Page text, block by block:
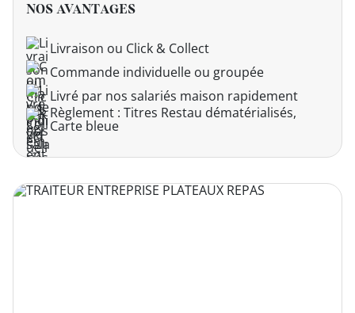
NOS AVANTAGES
Livraison ou Click & Collect
Commande individuelle ou groupée
Livré par nos salariés maison rapidement
Règlement : Titres Restau dématérialisés,
Carte bleue